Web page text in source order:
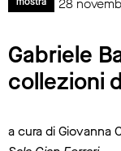
Gabriele
collezioni
a cura di Giovanna